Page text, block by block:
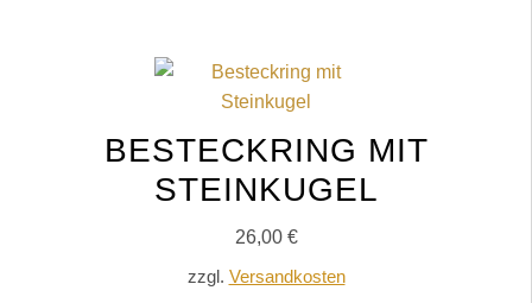
BESTECKRING MIT
STEINKUGEL
26,00 €
zzgl. Versandkosten